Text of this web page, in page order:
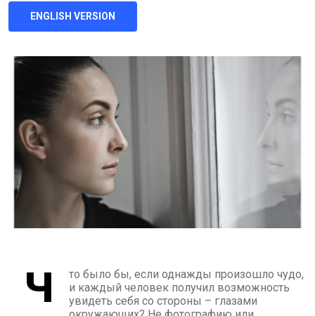
ENGLISH VERSION
Ч
то было бы, если однажды произошло чудо,
и каждый человек получил возможность
увидеть себя со стороны – глазами